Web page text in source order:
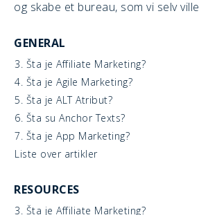
og skabe et bureau, som vi selv
GENERAL
3. Šta je Affiliate Marketing?
4. Šta je Agile Marketing?
5. Šta je ALT Atribut?
6. Šta su Anchor Texts?
7. Šta je App Marketing?
Liste over artikler
RESOURCES
3. Šta je Affiliate Marketing?